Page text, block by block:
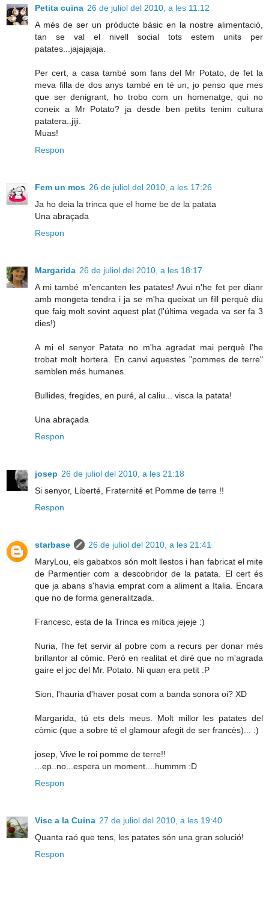
Petita cuina 26 de juliol del 2010, a les 11:12
A més de ser un pròducte bàsic en la nostre alimentació,
tan se val el nivell social tots estem units per
patates...jajajajaja.
Per cert, a casa també som fans del Mr Potato, de fet la
meva filla de dos anys també en té un, jo penso que mes
que ser denigrant, ho trobo com un homenatge, qui no
coneix a Mr Potato? ja desde ben petits tenim cultura
patatera..jiji.
Muas!
Respon
Fem un mos 26 de juliol del 2010, a les 17:26
Ja ho deia la trinca que el home be de la patata
Una abraçada
Respon
Margarida 26 de juliol del 2010, a les 18:17
A mi també m'encanten les patates! Avui n'he fet per dianr
amb mongeta tendra i ja se m'ha queixat un fill perquè diu
que faig molt sovint aquest plat (l'última vegada va ser fa 3
dies!)
A mi el senyor Patata no m'ha agradat mai perquè l'he
trobat molt hortera. En canvi aquestes "pommes de terre"
semblen més humanes.
Bullides, fregides, en puré, al caliu... visca la patata!
Una abraçada
Respon
josep 26 de juliol del 2010, a les 21:18
Si senyor, Liberté, Fraternité et Pomme de terre !!
Respon
starbase
26 de juliol del 2010, a les 21:41
MaryLou, els gabatxos són molt llestos i han fabricat el mite
de Parmentier com a descobridor de la patata. El cert és
que ja abans s'havia emprat com a aliment a Italia. Encara
que no de forma generalitzada.
Francesc, esta de la Trinca es mítica jejeje :)
Nuria, l'he fet servir al pobre com a recurs per donar més
brillantor al còmic. Però en realitat et dirè que no m'agrada
gaire el joc del Mr. Potato. Ni quan era petit :P
Sion, l'hauria d'haver posat com a banda sonora oi? XD
Margarida, tú ets dels meus. Molt millor les patates del
còmic (que a sobre té el glamour afegit de ser francès)... :)
josep, Vive le roi pomme de terre!!
...ep..no...espera un moment....hummm :D
Respon
Visc a la Cuina 27 de juliol del 2010, a les 19:40
Quanta raó que tens, les patates són una gran solució!
Respon